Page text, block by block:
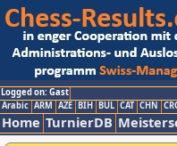
Logged on: Gast
Arabic ARM AZE BIH BUL CAT CHN
Home TurnierDB